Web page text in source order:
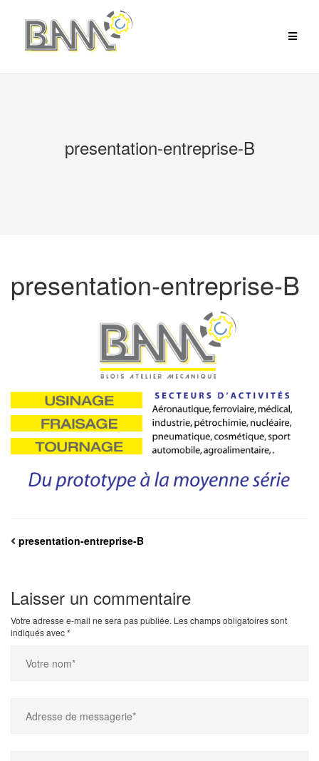
contenu
presentation-entreprise-B
presentation-entreprise-B
presentation-entreprise-B
Laisser un commentaire
Votre adresse e-mail ne sera pas publiée. Les champs obligatoires sont
indiqués avec*